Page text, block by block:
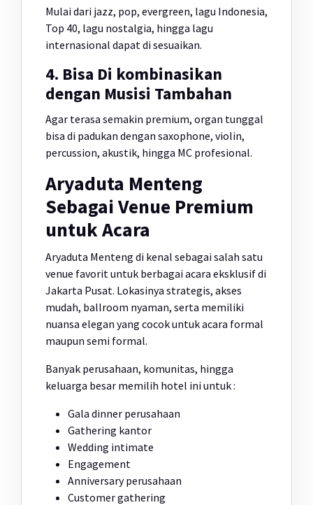
Mulai dari jazz, pop, evergreen, lagu Indonesia,
Top 40, lagu nostalgia, hingga lagu
internasional dapat di sesuaikan.
4. Bisa Di kombinasikan
dengan Musisi Tambahan
Agar terasa semakin premium, organ tunggal
bisa di padukan dengan saxophone, violin,
percussion, akustik, hingga MC profesional.
Aryaduta Menteng
Sebagai Venue Premium
untuk Acara
Aryaduta Menteng di kenal sebagai salah satu
venue favorit untuk berbagai acara eksklusif di
Jakarta Pusat. Lokasinya strategis, akses
mudah, ballroom nyaman, serta memiliki
nuansa elegan yang cocok untuk acara formal
maupun semi formal.
Banyak perusahaan, komunitas, hingga
keluarga besar memilih hotel ini untuk :
Gala dinner perusahaan
Gathering kantor
Wedding intimate
Engagement
Anniversary perusahaan
Customer gathering